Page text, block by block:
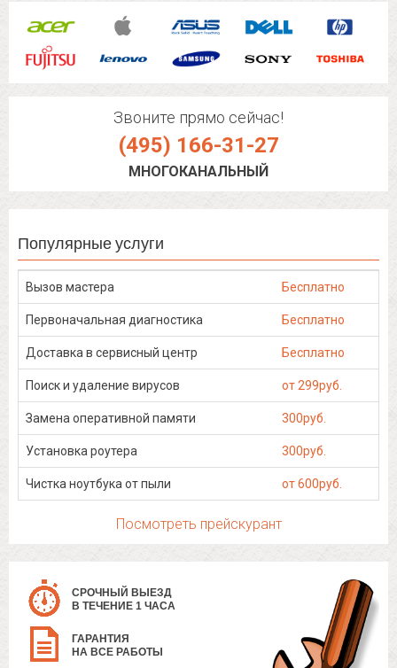
Звоните прямо сейчас!
(495) 166-31-27
МНОГОКАНАЛЬНЫЙ
Популярные услуги
Вызов мастера Бесплатно
Первоначальная диагностика Бесплатно
Доставка в сервисный центр Бесплатно
Поиск и удаление вирусов от 299руб.
Замена оперативной памяти 300руб.
Установка роутера 300руб.
Чистка ноутбука от пыли от 600руб.
Посмотреть прейскурант
СРОЧНЫЙ ВЫЕЗД
В ТЕЧЕНИЕ 1 ЧАСА
ГАРАНТИЯ
НА ВСЕ РАБОТЫ